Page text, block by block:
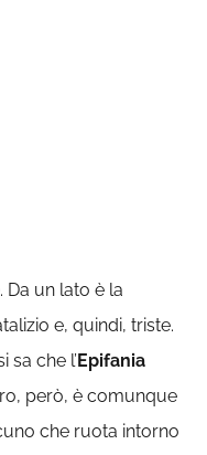
Da un lato è la
e, quindi, triste.
sa che l’Epifania
però, è comunque
che ruota intorno